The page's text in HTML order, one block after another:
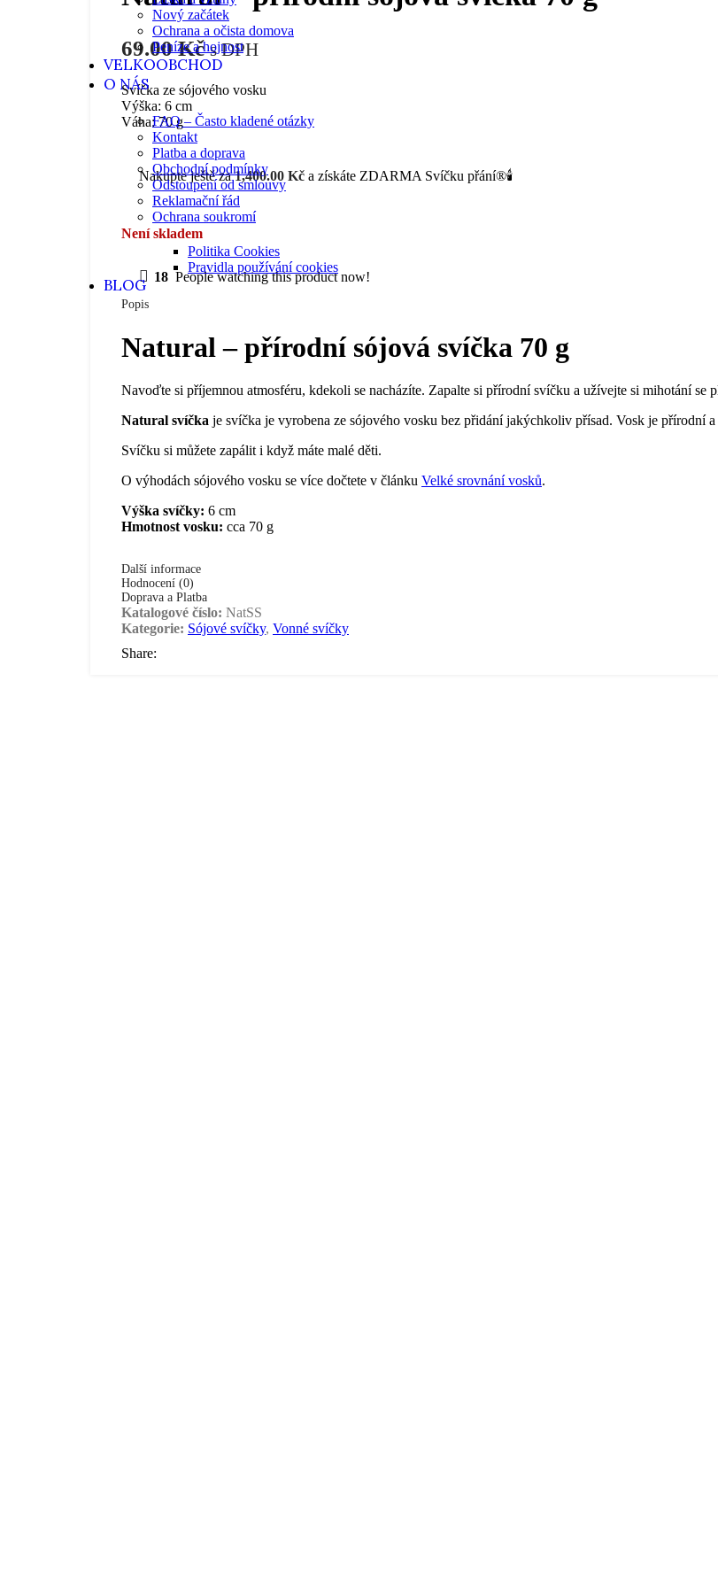
Nový začátek
Ochrana a očista domova
Peníze a hojnost
VELKOOBCHOD
O NÁS
FAQ – Často kladené otázky
Kontakt
Platba a doprava
Obchodní podmínky
Odstoupení od smlouvy
Reklamační řád
Ochrana soukromí
Politika Cookies
Pravidla používání cookies
BLOG
69.00Kč s DPH
Svíčka ze sójového vosku
Výška: 6 cm
Váha: 70 g
Nakupte ještě za1,400.00 Kč a získáte ZDARMA Svíčku přání®🕯️
Není skladem
18 People watching this product now!
Popis
Natural – přírodní sójová svíčka 70 g
Navoďte si příjemnou atmosféru, kdekoli se nacházíte. Zapalte si přírodní svíčku a užívejte si mihotání se
Natural svíčka je svíčka je vyrobena ze sójového vosku bez přidání jakýchkoliv přísad. Vosk je
Svíčku si můžete zapálit i když máte malé děti.
O výhodách sójového vosku se více dočtete v článku Velké srovnání vosků.
Výška svíčky: 6 cm
Hmotnost vosku: cca 70 g
Další informace
Hodnocení (0)
Doprava a Platba
Katalogové číslo: NatSS
Kategorie: Sójové svíčky, Vonné svíčky
Share: